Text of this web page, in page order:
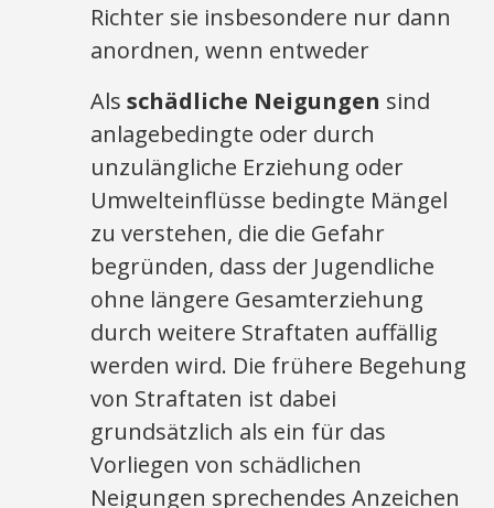
Richter sie insbesondere nur dann
anordnen, wenn entweder
Alsschädliche Neigungen sind
anlagebedingte oder durch
unzulängliche Erziehung oder
Umwelteinflüsse bedingte Mängel
zu verstehen, die die Gefahr
begründen, dass der Jugendliche
ohne längere Gesamterziehung
durch weitere Straftaten auffällig
werden wird. Die frühere Begehung
von Straftaten ist dabei
grundsätzlich als ein für das
Vorliegen von schädlichen
Neigungen sprechendes Anzeichen